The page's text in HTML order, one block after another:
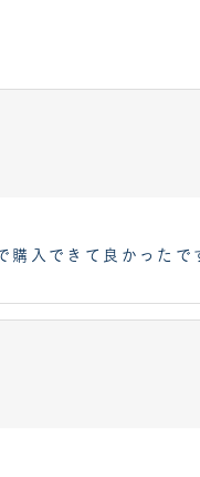
入できて良かった